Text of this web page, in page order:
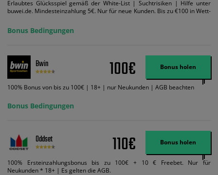
Erlaubtes Glücksspiel gemäß der White-List | Suchtrisiken | Hilfe unter
buwei.de. Mindesteinzahlung 5€. Nur für neue Kunden. Bis zu €100 in Wett-
ein und wir geben Ihnen die entsprechende qualifizierende Einzahlung in
Wett-Credits, wenn Sie qualifizierende Wetten im gleichen Wert platzieren
Wett-Credits aus. Es gelten die AGB, Zeitlimits und Ausnahmen. Der Bonus-
Code VIPANGEBOT kann während der Anmeldung benutzt werden, jedoch
ändert dies den Angebotsbetrag in keinster Weise.
Bonus Bedingungen
Bwin 100€ Bonus holen
100% Bonus von bis zu 100€ | 18+ | nur Neukunden | AGB beachten
Bonus Bedingungen
Oddset 110€ Bonus holen
100% Ersteinzahlungsbonus bis zu 100€ + 10 € Freebet. Nur für
Neukunden * 18+ | Es gelten die AGB.